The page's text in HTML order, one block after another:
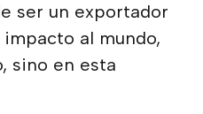
ser un exportador
al mundo,
sino en esta